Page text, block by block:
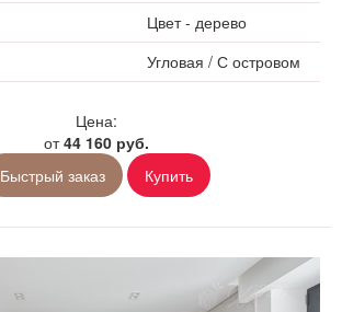
Цвет - дерево
Угловая / С островом
Цена:
от44 160 руб.
Быстрый заказ
Купить